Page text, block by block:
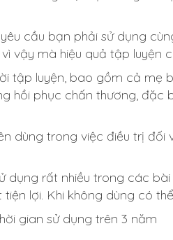
cầu bạn phải sử dụng
vậy mà hiệu quả tập luyện
tập luyện, bao gồm cả mẹ
hồi phục chấn thương, đặc
dùng trong việc điều trị đối
dụng rất nhiều trong các
lợi. Khi không dùng có
gian sử dụng trên 3 năm